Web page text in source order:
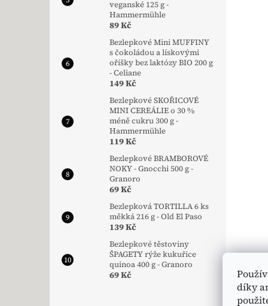
díky
veganské 125 g -
Hammermühle
89 Kč
Bezlepkové Mini MUFFINY
s čokoládou a lískovými
oříšky bez laktózy BIO 200 g
- Celiane
149 Kč
Bezlepkové SKOŘICOVÉ
MINI CEREÁLIE o 30 %
méně cukru 300 g -
Hammermühle
119 Kč
Bezlepkové BRAMBOROVÉ
NOKY - Gnocchi 500 g -
Granoro
69 Kč
Bezlepková TORTILLA 6 ks
měkká 216 g - Old El Paso
139 Kč
Bezlepkové těstoviny
ŠPAGETY rýže kukuřice
quinoa 400 g - Granoro
69 Kč